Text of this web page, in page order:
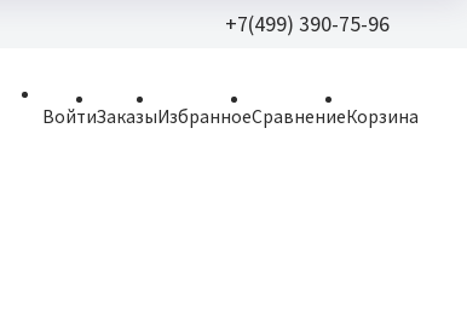
+7(499) 390-75-96
ВойтиЗаказыИзбранноеСравнениеКорзина